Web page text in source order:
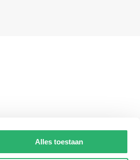
Alles toestaan